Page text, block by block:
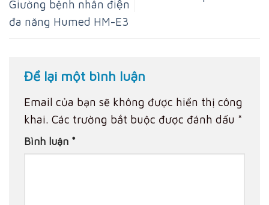
Giường bệnh nhân điện
đa năng Humed HM-E3
Để lại một bình luận
Email của bạn sẽ không được hiển thị công
khai. Các trường bắt buộc được đánh dấu *
Bình luận *